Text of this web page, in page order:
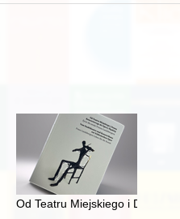
on the 30th anniversary of
jako źródło historyczne
Od Teatru Miejskiego i Domu